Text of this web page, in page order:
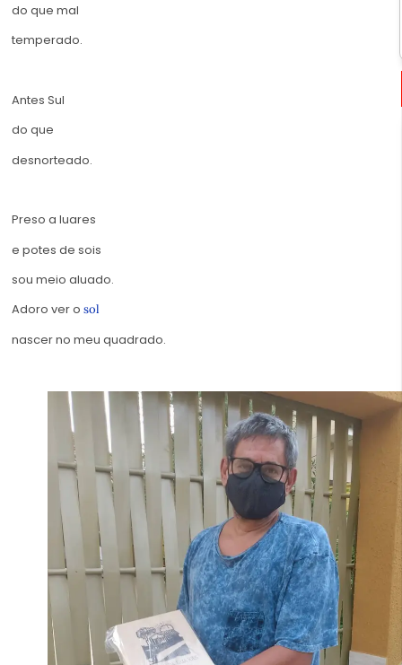
do que mal
temperado.
Antes Sul
do que
desnorteado.
Preso a luares
e potes de sois
sou meio aluado.
Adoro ver o sol
nascer no meu quadrado.